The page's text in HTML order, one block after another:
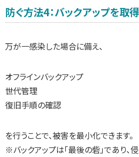
防ぐ方法4：バックアップを取
万が一感染した場合に備え、
オフラインバックアップ
世代管理
復旧手順の確認
を行うことで、被害を最小化できます。
※バックアップは「最後の砦」であり